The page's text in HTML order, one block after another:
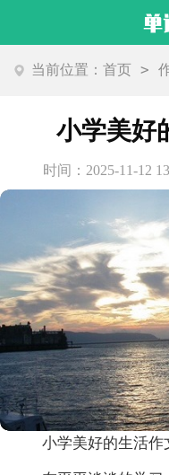
当前位置：首页 >
小学美好
时间：2025-11-12
小学美好的生活作